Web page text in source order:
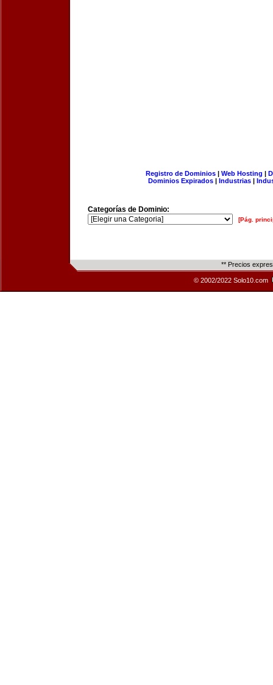
Registro de Dominios| Web Hosting |
Dominios Expirados | Industrias |
Categorías de Dominio:
[Pág.
** Precios
© 2002/2022 Solo10.com